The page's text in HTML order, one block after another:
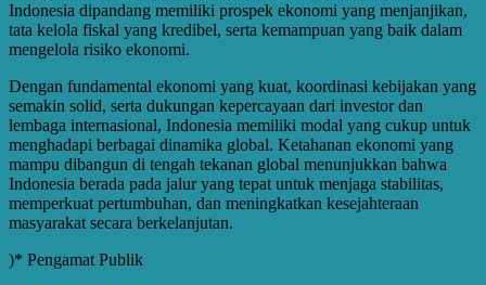
Indonesia dipandang memiliki prospek ekonomi yang menjanjikan,
tata kelola fiskal yang kredibel, serta kemampuan yang baik dalam
mengelola risiko ekonomi.
Dengan fundamental ekonomi yang kuat, koordinasi kebijakan yang
semakin solid, serta dukungan kepercayaan dari investor dan
lembaga internasional, Indonesia memiliki modal yang cukup untuk
menghadapi berbagai dinamika global. Ketahanan ekonomi yang
mampu dibangun di tengah tekanan global menunjukkan bahwa
Indonesia berada pada jalur yang tepat untuk menjaga stabilitas,
memperkuat pertumbuhan, dan meningkatkan kesejahteraan
masyarakat secara berkelanjutan.
)* Pengamat Publik